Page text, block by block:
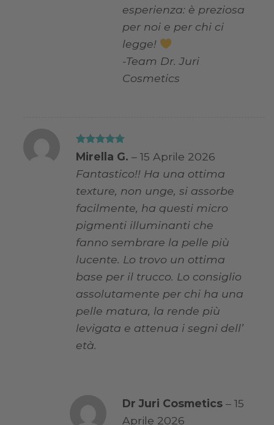
esperienza: è preziosa
per noi e per chi ci
legge!
-Team Dr. Juri
Cosmetics
Valutato 5
su 5
Mirella G.– 15 Aprile 2026
Fantastico!! Ha una ottima
texture, non unge, si assorbe
facilmente, ha questi micro
pigmenti illuminanti che
fanno sembrare la pelle più
lucente. Lo trovo un ottima
base per il trucco. Lo consiglio
assolutamente per chi ha una
pelle matura, la rende più
levigata e attenua i segni dell’
età.
Dr Juri Cosmetics – 15
Aprile 2026